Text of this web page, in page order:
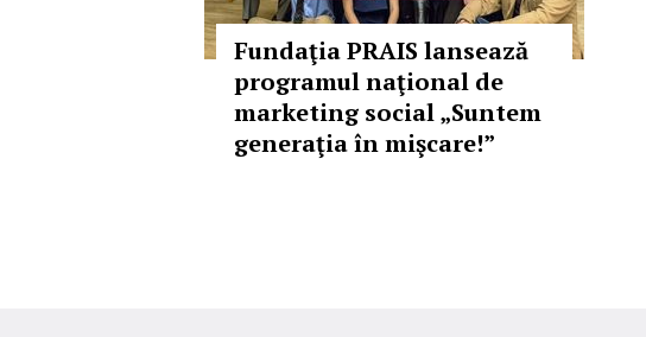
Fundaţia PRAIS lansează
programul naţional de
marketing social „Suntem
generaţia în mişcare!”